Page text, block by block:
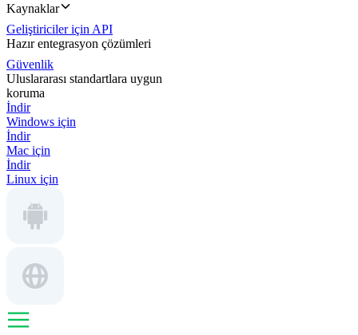
Kaynaklar
Geliştiriciler için API
Hazır entegrasyon çözümleri
Güvenlik
Uluslararası standartlara uygun
koruma
İndir
Windows için
İndir
Mac için
İndir
Linux için